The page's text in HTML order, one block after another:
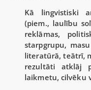
Kā lingvistiski
(piem., laulību
reklāmas,
starpgrupu,
literatūrā, teātrī,
rezultāti atklāj
laikmetu, cilvēku